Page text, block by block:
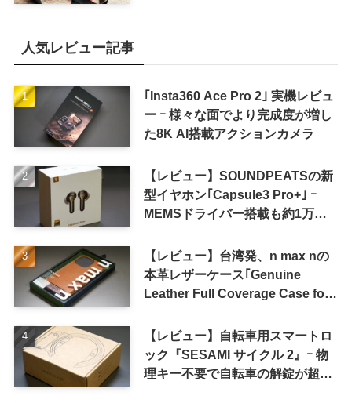
人気レビュー記事
｢Insta360 Ace Pro 2｣ 実機レビュ
ー ｰ 様々な面でより完成度が増し
た8K AI搭載アクションカメラ
【レビュー】SOUNDPEATSの新
型イヤホン｢Capsule3 Pro+｣ ｰ
MEMSドライバー搭載も約1万円
【レビュー】台湾発、n max nの
本革レザーケース｢Genuine
Leather Full Coverage Case for
【レビュー】自転車用スマートロ
ック『SESAMI サイクル 2』ｰ 物
理キー不要で自転車の解錠が超簡